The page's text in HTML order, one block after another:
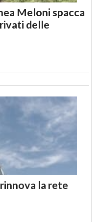
Meloni spacca
delle
la rete